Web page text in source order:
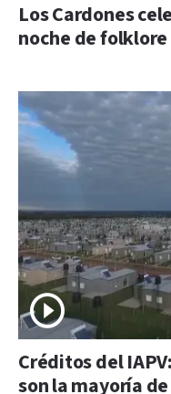
Los Cardones
noche de
Créditos del
son la mayoría